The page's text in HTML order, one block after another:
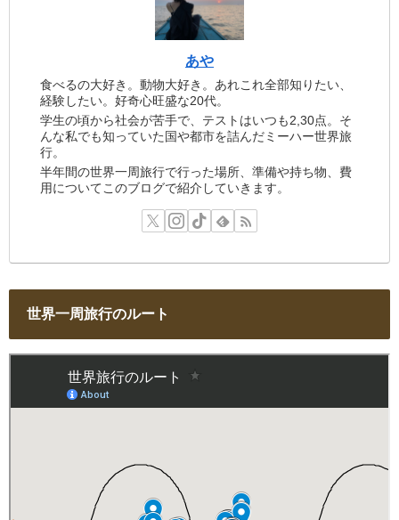
あや
食べるの大好き。動物大好き。あれこれ全部知りたい、
経験したい。好奇心旺盛な20代。
学生の頃から社会が苦手で、テストはいつも2,30点。そ
んな私でも知っていた国や都市を詰んだミーハー世界旅
行。
半年間の世界一周旅行で行った場所、準備や持ち物、費
用についてこのブログで紹介していきます。
世界一周旅行のルート